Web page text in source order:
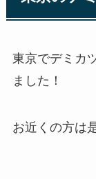
東京でデミカ
ました！
お近くの方は